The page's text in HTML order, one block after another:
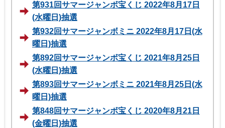
第931回サマージャンボ宝くじ 2022年8月17日
(水曜日)抽選
第932回サマージャンボミニ 2022年8月17日(水
曜日)抽選
第892回サマージャンボ宝くじ 2021年8月25日
(水曜日)抽選
第893回サマージャンボミニ 2021年8月25日(水
曜日)抽選
第848回サマージャンボ宝くじ 2020年8月21日
(金曜日)抽選